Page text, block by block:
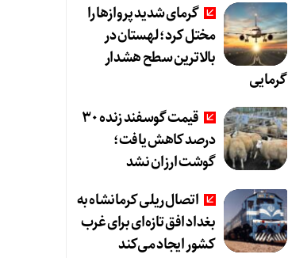
گرمای شدید پروازها را
مختل کرد؛ لهستان در
بالاترین سطح هشدار
گرمایی
قیمت گوسفند زنده ۳۰
درصد کاهش یافت؛
گوشت ارزان نشد
اتصال ریلی کرمانشاه به
بغداد افق تازه‌ای برای غرب
کشور ایجاد می‌کند